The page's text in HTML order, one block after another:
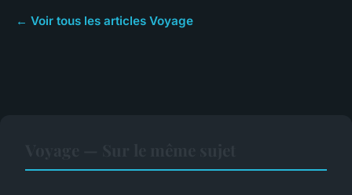
← Voir tous les articles Voyage